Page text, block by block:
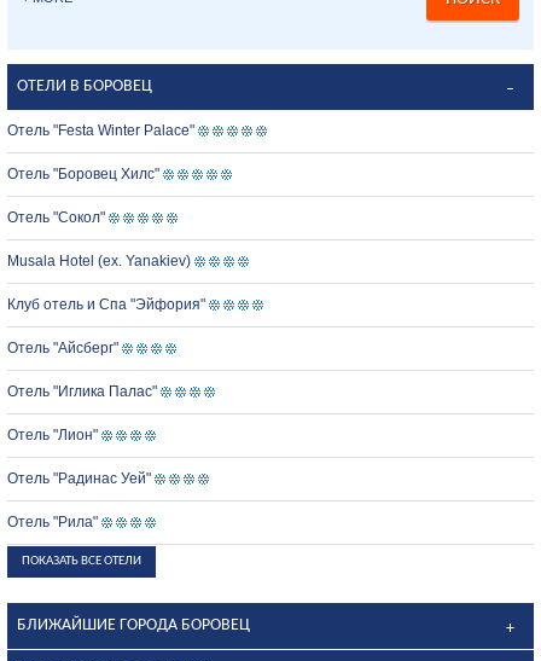
ОТЕЛИ В БОРОВЕЦ
Отель "Festa Winter Palace"
Отель "Боровец Хилс"
Отель "Сокол"
Musala Hotel (ex. Yanakiev)
Клуб отель и Спа "Эйфория"
Отель "Айсберг"
Отель "Иглика Палас"
Отель "Лион"
Отель "Радинас Уей"
Отель "Рила"
ПОКАЗАТЬ ВСЕ ОТЕЛИ
БЛИЖАЙШИЕ ГОРОДА БОРОВЕЦ